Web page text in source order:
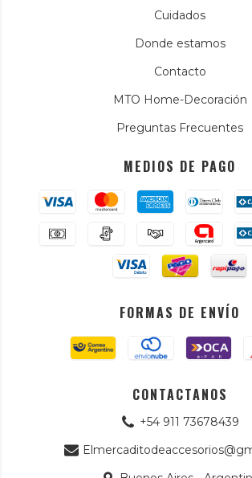
Cuidados
Donde estamos
Contacto
MTO Home-Decoración
Preguntas Frecuentes
MEDIOS DE PAGO
FORMAS DE ENVÍO
CONTACTANOS
+54 911 73678439